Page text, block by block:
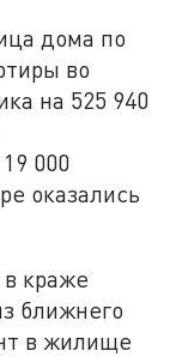
дома по
во
на 525 940
000
оказались
краже
ближнего
в жилище